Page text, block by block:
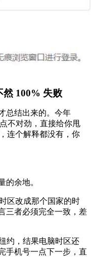
然 100% 失败
总结出来的。今年
不对劲，直接给你甩
连个解释都没有，你
的余地。
区改成那个国家的时
三者必须完全一致，差
约，结果电脑时区还
手机号一点下一步，直